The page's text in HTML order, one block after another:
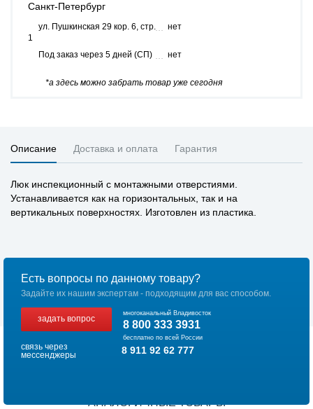
Санкт-Петербург
ул. Пушкинская 29 кор. 6, стр.
1
нет
Под заказ через 5 дней (СП) нет
*а здесь можно забрать товар уже сегодня
Описание Доставка и оплата Гарантия
Люк инспекционный с монтажными отверстиями.
Устанавливается как на горизонтальных, так и на
вертикальных поверхностях. Изготовлен из пластика.
Есть вопросы по данному товару?
Задайте их нашим экспертам - подходящим для вас способом.
задать вопрос
многоканальный Владивосток
8 800 333 3931
бесплатно по всей России
связь через
мессенджеры
8 911 92 62 777
АНАЛОГИЧНЫЕ ТОВАРЫ